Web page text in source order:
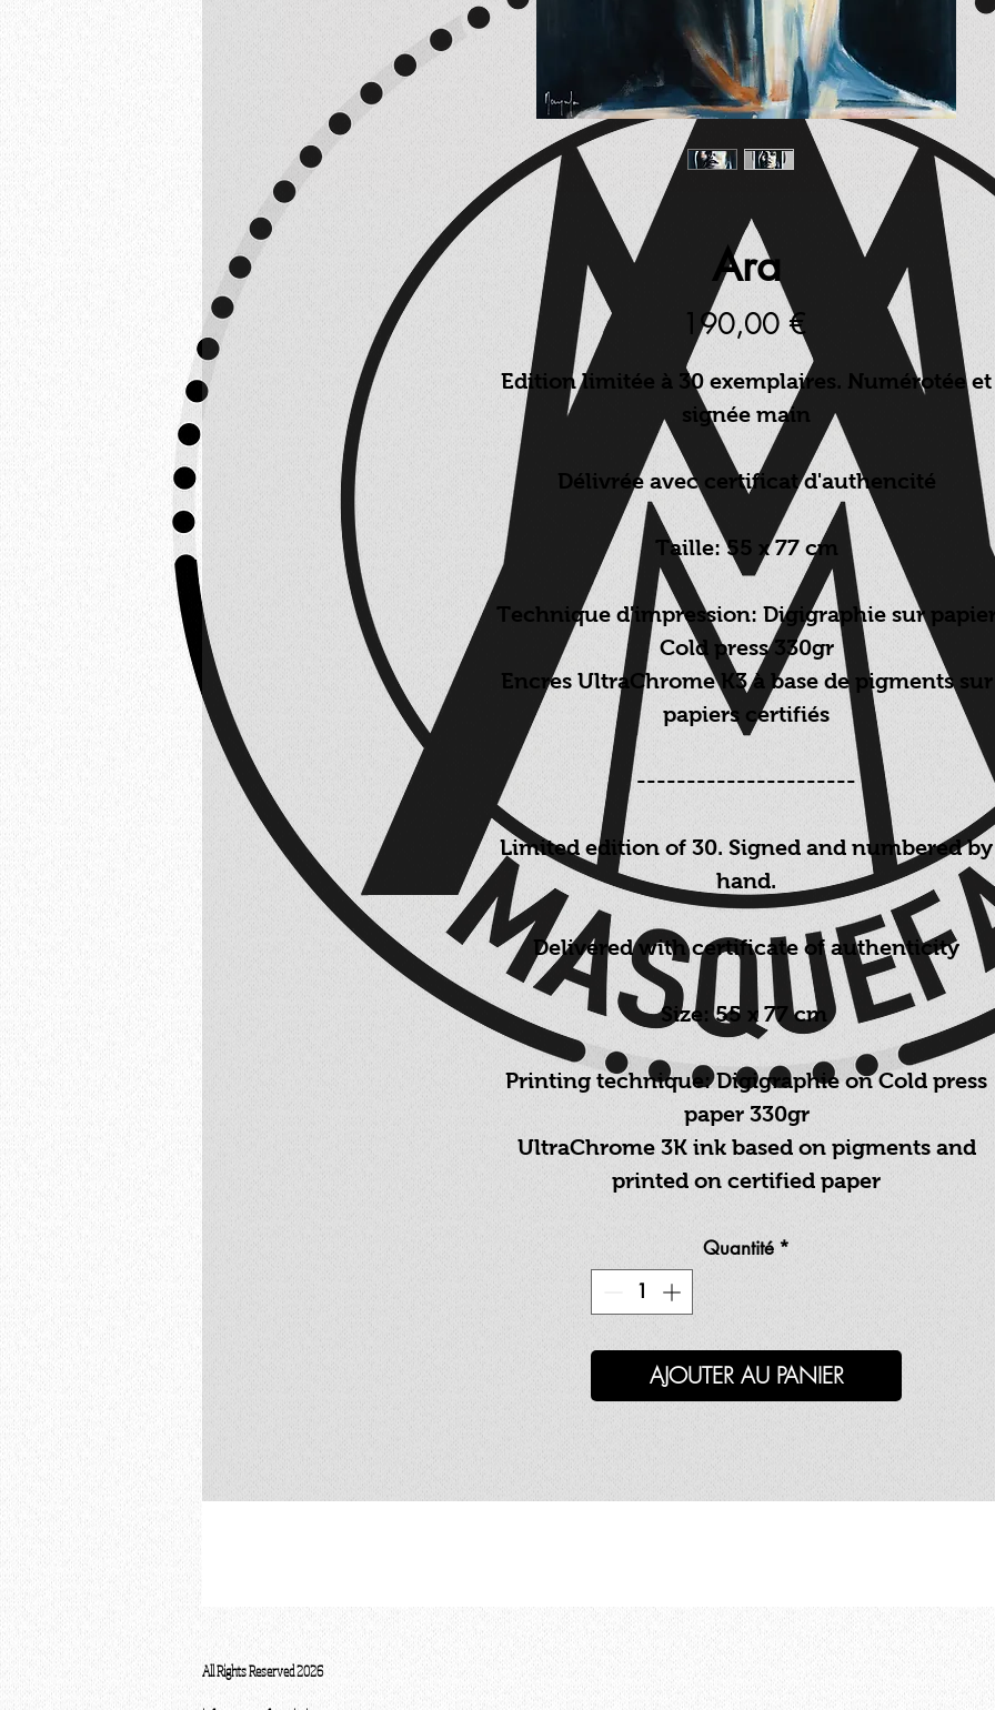
Ara
190,00 €Prix
Edition limitée à 30 exemplaires. Numérotée et
signée main
Délivrée avec certificat d'authencité
Taille: 55 x 77 cm
Technique d'impression: Digigraphie sur
Cold press 330gr
Encres UltraChrome K3 à base de pigments sur
papiers certifiés
----------------------
Limited edition of 30. Signed and numbered by
hand.
Delivered with certificate of authenticity
Size: 55 x 77 cm
Printing technique: Digigraphie on Cold press
paper 330gr
UltraChrome 3K ink based on pigments and
printed on certified paper
Quantité *
AJOUTER AU PANIER
All Rights Reserved 2026